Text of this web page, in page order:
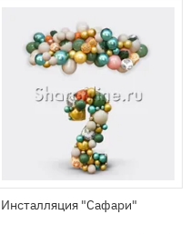
Инсталляция "Сафари"